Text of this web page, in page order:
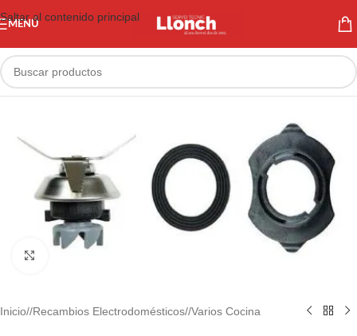
Saltar al contenido principal
MENÚ
Inicio/ Recambios Electrodomésticos/ Varios Cocina